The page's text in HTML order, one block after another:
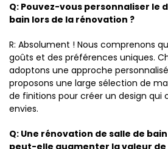
Q: Pouvez-vous personnaliser le
bain lors de la rénovation ?
R: Absolument ! Nous comprenons
goûts et des préférences uniques.
adoptons une approche
proposons une large sélection de
de finitions pour créer un design qui
envies.
Q: Une rénovation de salle de
peut-elle augmenter la valeur de